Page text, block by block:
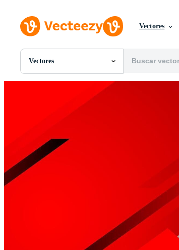
Vectores
Vectores
Todas Imágenes
Vectores
Videos
Gráficos en Movimiento